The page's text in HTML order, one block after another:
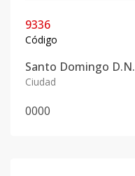
9336
Código
Santo Domingo D.N.
Ciudad
0000